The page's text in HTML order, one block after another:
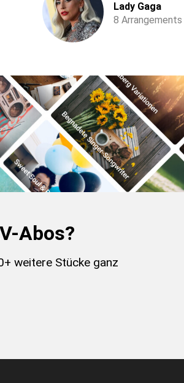
Lady Gaga
8 Arrangements
Abos?
weitere Stücke ganz